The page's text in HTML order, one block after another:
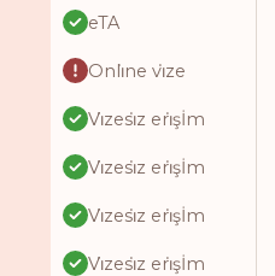
eTA
Onli̇ne vi̇ze
Vi̇zesi̇z eri̇şİm
Vi̇zesi̇z eri̇şİm
Vi̇zesi̇z eri̇şİm
Vi̇zesi̇z eri̇şİm